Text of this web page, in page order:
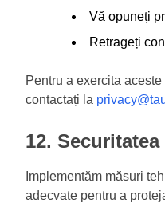
Vă opuneți
Retrageți
Pentru a exercita
contactați la
12.
Implementăm măsuri
adecvate pentru a